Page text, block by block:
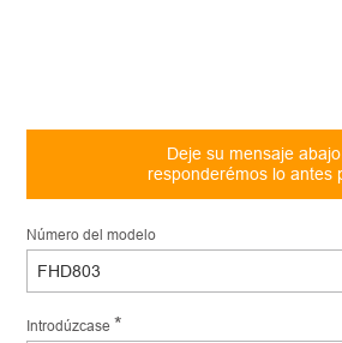
Deje su mensaje
responderémos lo antes
Número del modelo
Introdúzcase *